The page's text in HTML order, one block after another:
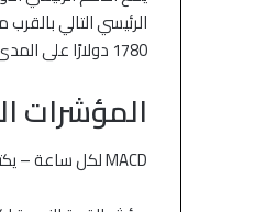
1780 دولارًا على المدى القريب.
المؤشرات
MACD لكل ساعة – يكتسب MACD لـ ETH / USD زخمًا في المنطقة الصعودية.